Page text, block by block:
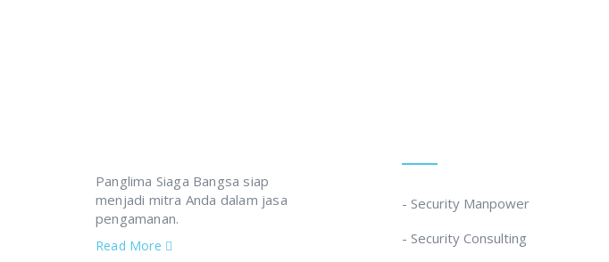
Panglima Siaga Bangsa siap
menjadi mitra Anda dalam jasa
pengamanan.
Read More
- Security Manpower
- Security Consulting